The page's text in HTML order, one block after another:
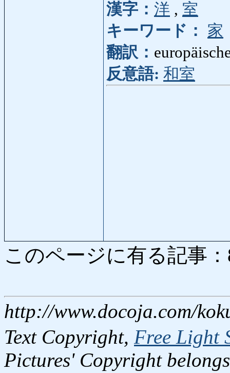
漢字： 洋 , 室
キーワード：
家
翻訳：
反意語: 和室
このページに有る記事
http://www.docoja.com/
Text Copyright, Free Light
Pictures' Copyright